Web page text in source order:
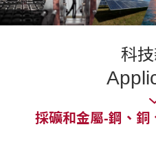
科
採礦和金屬-鋼、銅
變
修改
我的
匯